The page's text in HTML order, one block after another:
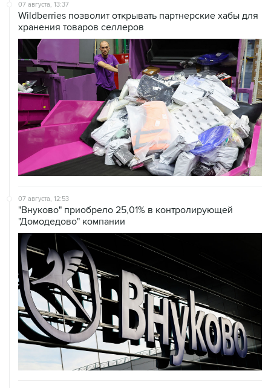
07 августа, 13:37
Wildberries позволит открывать партнерские хабы для
хранения товаров селлеров
07 августа, 12:53
"Внуково" приобрело 25,01% в контролирующей
"Домодедово" компании